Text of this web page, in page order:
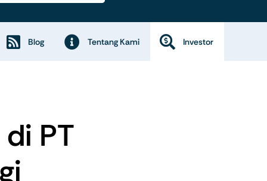
Blog Tentang Kami Investor
PT